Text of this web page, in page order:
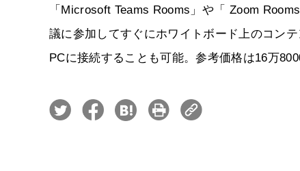
「Microsoft Teams Rooms」や「 Zoom
議に参加してすぐにホワイトボード上のコン
PCに接続することも可能。参考価格は16万